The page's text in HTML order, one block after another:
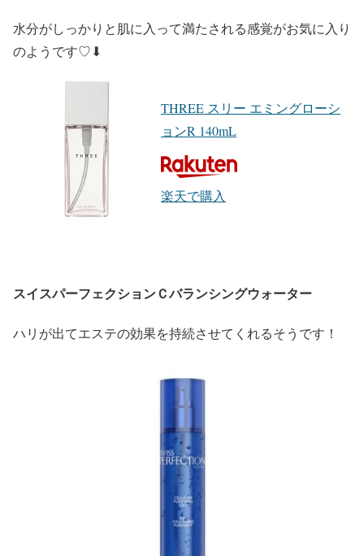
水分がしっかりと肌に入って満たされる感覚がお気に入り
のようです♡⬇︎
THREE スリー エミングローシ
ョンR 140mL
楽天で購入
スイスパーフェクションＣバランシングウォーター
ハリが出てエステの効果を持続させてくれるそうです！